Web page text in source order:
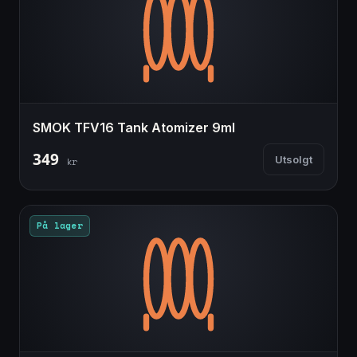
SMOK TFV16 Tank Atomizer 9ml
349 kr Utsolgt
På lager